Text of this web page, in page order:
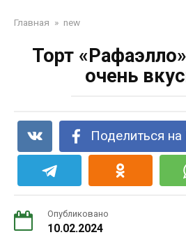
Главная » new
Торт
очень
Поделиться
Опубликовано
10.02.2024